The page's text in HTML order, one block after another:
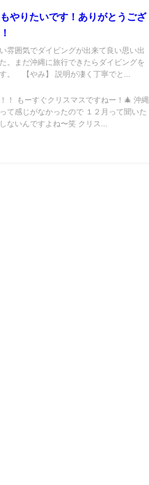
やりたいです！ありがとうござ
雰囲気でダイビングが出来て良い思い出
。まだ沖縄に旅行できたらダイビングを
。 【やみ】 説明が凄く丁寧でと...
！ もーすぐクリスマスですねー！🎄 沖縄
て感じがなかったので １２月って聞いた
ないんですよね〜笑 クリス...